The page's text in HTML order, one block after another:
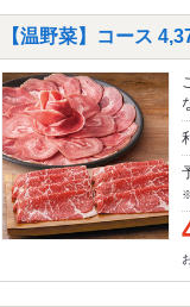
【温野菜】コース